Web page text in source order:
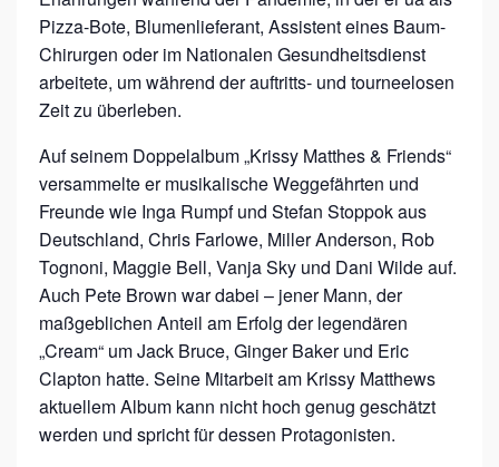
–
K
R
I
S
S
Y
M
A
T
T
H
E
W
Pizza-Bote, Blumenlieferant, Assistent eines Baum-
Chirurgen oder im Nationalen Gesundheitsdienst
arbeitete, um während der auftritts- und tourneelosen
Zeit zu überleben.
Auf seinem Doppelalbum „Krissy Matthes & Friends“
versammelte er musikalische Weggefährten und
Freunde wie Inga Rumpf und Stefan Stoppok aus
Deutschland, Chris Farlowe, Miller Anderson, Rob
Tognoni, Maggie Bell, Vanja Sky und Dani Wilde auf.
Auch Pete Brown war dabei – jener Mann, der
maßgeblichen Anteil am Erfolg der legendären
„Cream“ um Jack Bruce, Ginger Baker und Eric
Clapton hatte. Seine Mitarbeit am Krissy Matthews
aktuellem Album kann nicht hoch genug geschätzt
werden und spricht für dessen Protagonisten.